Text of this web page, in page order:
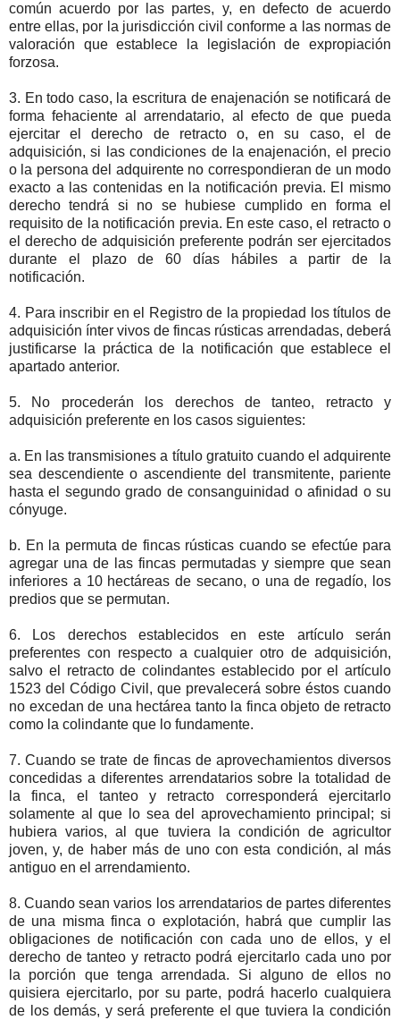
común acuerdo por las partes, y, en defecto de acuerdo
entre ellas, por la jurisdicción civil conforme a las normas de
valoración que establece la legislación de expropiación
forzosa.
3. En todo caso, la escritura de enajenación se notificará de
forma fehaciente al arrendatario, al efecto de que pueda
ejercitar el derecho de retracto o, en su caso, el de
adquisición, si las condiciones de la enajenación, el precio
o la persona del adquirente no correspondieran de un modo
exacto a las contenidas en la notificación previa. El mismo
derecho tendrá si no se hubiese cumplido en forma el
requisito de la notificación previa. En este caso, el retracto o
el derecho de adquisición preferente podrán ser ejercitados
durante el plazo de 60 días hábiles a partir de la
notificación.
4. Para inscribir en el Registro de la propiedad los títulos de
adquisición ínter vivos de fincas rústicas arrendadas, deberá
justificarse la práctica de la notificación que establece el
apartado anterior.
5. No procederán los derechos de tanteo, retracto y
adquisición preferente en los casos siguientes:
a. En las transmisiones a título gratuito cuando el adquirente
sea descendiente o ascendiente del transmitente, pariente
hasta el segundo grado de consanguinidad o afinidad o su
cónyuge.
b. En la permuta de fincas rústicas cuando se efectúe para
agregar una de las fincas permutadas y siempre que sean
inferiores a 10 hectáreas de secano, o una de regadío, los
predios que se permutan.
6. Los derechos establecidos en este artículo serán
preferentes con respecto a cualquier otro de adquisición,
salvo el retracto de colindantes establecido por el artículo
1523 del Código Civil, que prevalecerá sobre éstos cuando
no excedan de una hectárea tanto la finca objeto de retracto
como la colindante que lo fundamente.
7. Cuando se trate de fincas de aprovechamientos diversos
concedidas a diferentes arrendatarios sobre la totalidad de
la finca, el tanteo y retracto corresponderá ejercitarlo
solamente al que lo sea del aprovechamiento principal; si
hubiera varios, al que tuviera la condición de agricultor
joven, y, de haber más de uno con esta condición, al más
antiguo en el arrendamiento.
8. Cuando sean varios los arrendatarios de partes diferentes
de una misma finca o explotación, habrá que cumplir las
obligaciones de notificación con cada uno de ellos, y el
derecho de tanteo y retracto podrá ejercitarlo cada uno por
la porción que tenga arrendada. Si alguno de ellos no
quisiera ejercitarlo, por su parte, podrá hacerlo cualquiera
de los demás, y será preferente el que tuviera la condición